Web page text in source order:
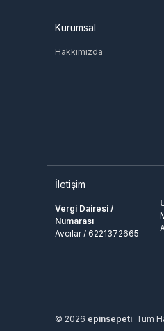
Kurumsal
Hakkımızda
İletişim
Vergi Dairesi /
Numarası
Avcılar / 6221372665
© 2026 epinsepeti. Tüm